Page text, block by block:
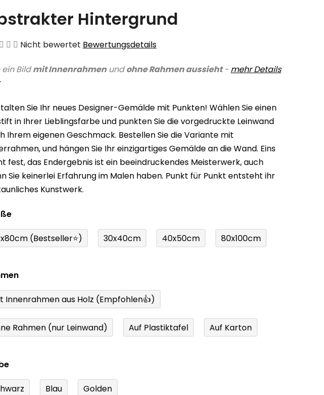
Hintergrund
Die
Produktbewertung
von
5
Sternen.
Nicht bewertet Bewertungsdetails
ein Bildmit Innenrahmenundohne Rahmen aussieht- mehr Details
Sie Ihr neues Designer-Gemälde mit Punkten! Wählen Sie einen
in Ihrer Lieblingsfarbe und punkten Sie die vorgedruckte Leinwand
Ihrem eigenen Geschmack. Bestellen Sie die Variante mit
und hängen Sie Ihr einzigartiges Gemälde an die Wand. Eins
fest, das Endergebnis ist ein beeindruckendes Meisterwerk, auch
Sie keinerlei Erfahrung im Malen haben. Punkt für Punkt entsteht ihr
Kunstwerk.
(Bestseller⭐) 30x40cm 40x50cm 80x100cm
Innenrahmen aus Holz (Empfohlen👍)
Rahmen (nur Leinwand) Auf Plastiktafel Auf Karton
Blau Golden